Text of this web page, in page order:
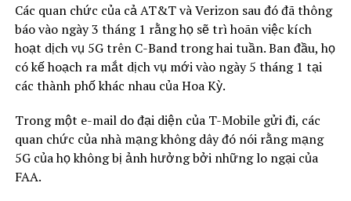
Các quan chức của cả AT&T và Verizon sau đó đã thông
báo vào ngày 3 tháng 1 rằng họ sẽ trì hoãn việc kích
hoạt dịch vụ 5G trên C-Band trong hai tuần. Ban đầu, họ
có kế hoạch ra mắt dịch vụ mới vào ngày 5 tháng 1 tại
các thành phố khác nhau của Hoa Kỳ.
Trong một e-mail do đại diện của T-Mobile gửi đi, các
quan chức của nhà mạng không dây đó nói rằng mạng
5G của họ không bị ảnh hưởng bởi những lo ngại của
FAA.